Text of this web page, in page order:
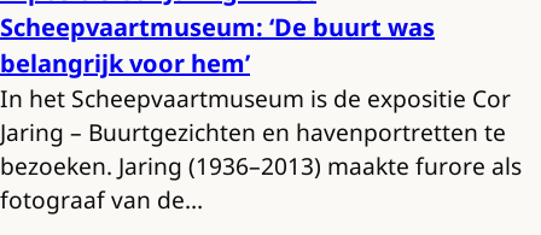
Scheepvaartmuseum: ‘De buurt was
belangrijk voor hem’
In het Scheepvaartmuseum is de expositie Cor
Jaring – Buurtgezichten en havenportretten te
bezoeken. Jaring (1936–2013) maakte furore als
fotograaf van de…